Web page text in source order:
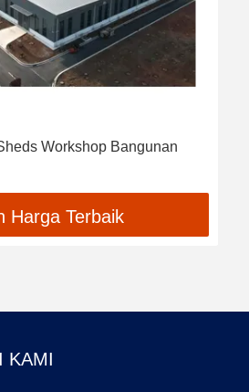
Workshop Bangunan
Harga Terbaik
KAMI